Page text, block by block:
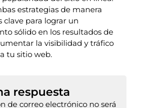
estrategias de manera
clave para lograr un
sólido en los resultados de
la visibilidad y tráfico
tu sitio web.
respuesta
de correo electrónico no será